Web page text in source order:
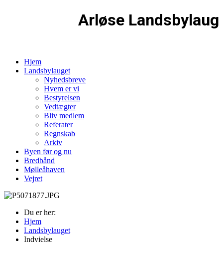
Arløse Landsbylaug
Hjem
Landsbylauget
Nyhedsbreve
Hvem er vi
Bestyrelsen
Vedtægter
Bliv medlem
Referater
Regnskab
Arkiv
Byen før og nu
Bredbånd
Mølleåhaven
Vejret
Du er her:
Hjem
Landsbylauget
Indvielse